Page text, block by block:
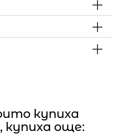
купиха
купиха още: